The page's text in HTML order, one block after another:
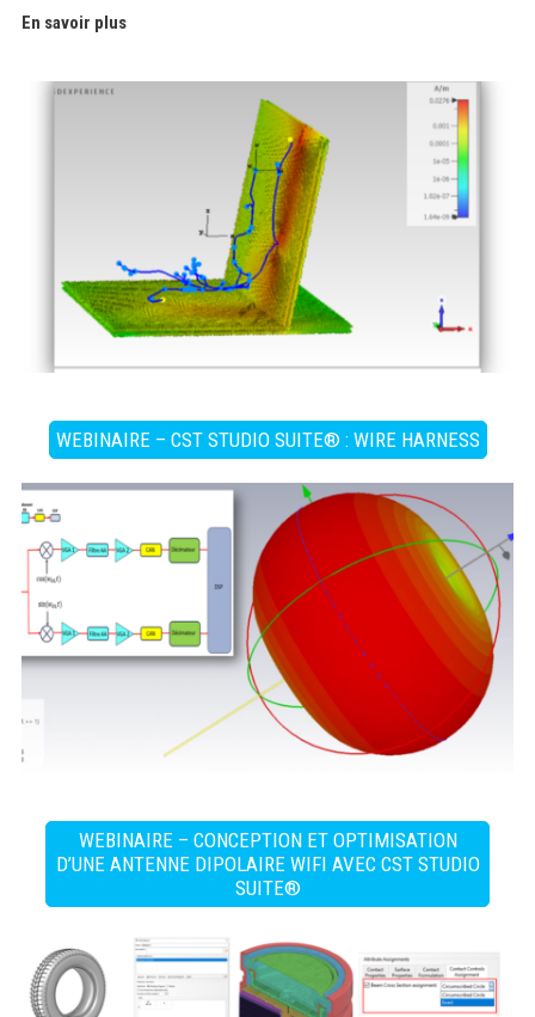
En savoir plus
WEBINAIRE – CST STUDIO SUITE® : WIRE HARNESS
WEBINAIRE – CONCEPTION ET OPTIMISATION
D’UNE ANTENNE DIPOLAIRE WIFI AVEC CST STUDIO
SUITE®